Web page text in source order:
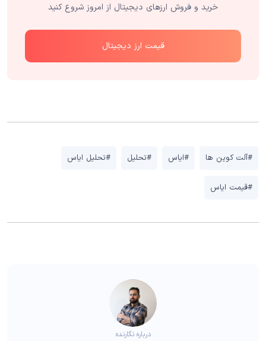
خرید و فروش ارزهای دیجیتال از امروز شروع کنید
قیمت ارز دیجیتال
#آلت کوین ها #ایاس #تحلیل #تحلیل ایاس
#قیمت ایاس
درباره نگارنده